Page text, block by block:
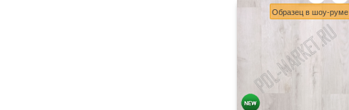
Образец в шоу-руме